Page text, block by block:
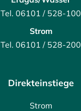
Tel. 06101 / 528-100
Strom
Tel. 06101 / 528-200
Direkteinstiege
Strom